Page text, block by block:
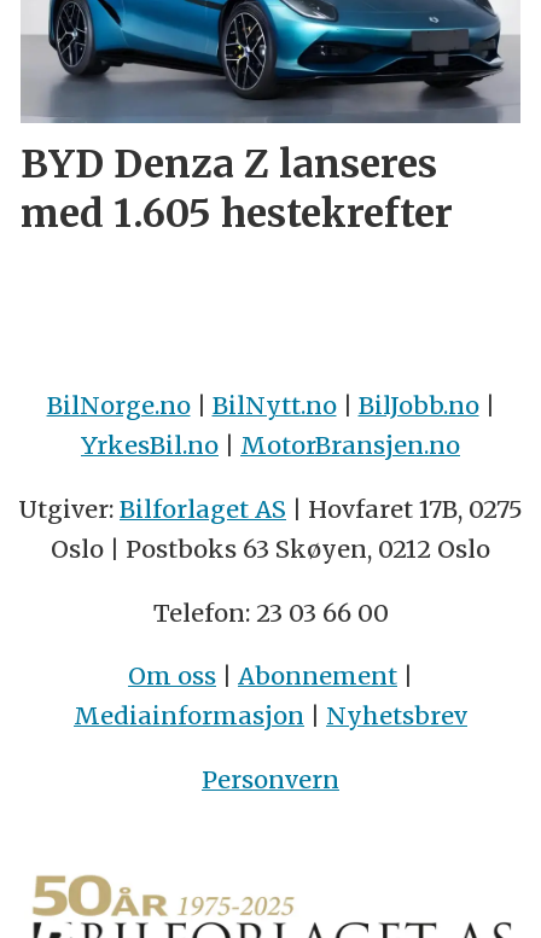
BYD Denza Z lanseres
med 1.605 hestekrefter
BilNorge.no| BilNytt.no| BilJobb.no|
YrkesBil.no | MotorBransjen.no
Utgiver: Bilforlaget AS | Hovfaret 17B, 0275
Oslo | Postboks 63 Skøyen, 0212 Oslo
Telefon: 23 03 66 00
Om oss Abonnement
Mediainformasjon
Nyhetsbrev
Personvern